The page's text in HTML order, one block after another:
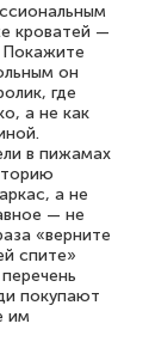
кроватей —
Покажите
он
где
а не как
в пижамах
а не
— не
«верните
спите»
покупают
им